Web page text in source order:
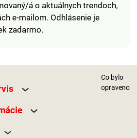
á o aktuálnych trendoch,
e-mailom. Odhlásenie je
zadarmo.
Co bylo
opraveno